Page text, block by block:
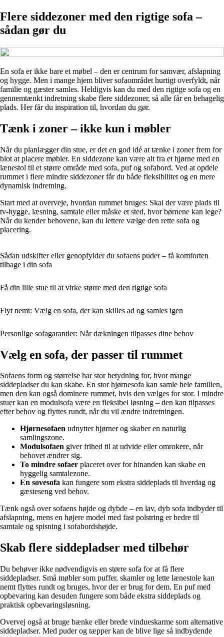
Flere siddezoner med den rigtige sofa –
sådan gør du
En sofa er ikke bare et møbel – den er centrum for samvær, afslapning
og hygge. Men i mange hjem bliver sofaområdet hurtigt overfyldt, når
familie og gæster samles. Heldigvis kan du med den rigtige sofa og en
gennemtænkt indretning skabe flere siddezoner, så alle får en behagelig
plads. Her får du inspiration til, hvordan du gør.
Tænk i zoner – ikke kun i møbler
Når du planlægger din stue, er det en god idé at tænke i zoner frem for
blot at placere møbler. En siddezone kan være alt fra et hjørne med en
lænestol til et større område med sofa, puf og sofabord. Ved at opdele
rummet i flere mindre siddezoner får du både fleksibilitet og en mere
dynamisk indretning.
Start med at overveje, hvordan rummet bruges: Skal der være plads til
tv-hygge, læsning, samtale eller måske et sted, hvor børnene kan lege?
Når du kender behovene, kan du lettere vælge den rette sofa og
placering.
Sådan udskifter eller genopfylder du sofaens puder – få komforten
tilbage i din sofa
Få din lille stue til at virke større med den rigtige sofa
Flyt nemt: Vælg en sofa, der kan skilles ad og samles igen
Personlige sofagarantier: Når dækningen tilpasses dine behov
Vælg en sofa, der passer til rummet
Sofaens form og størrelse har stor betydning for, hvor mange
siddepladser du kan skabe. En stor hjørnesofa kan samle hele familien,
men den kan også dominere rummet, hvis den vælges for stor. I mindre
stuer kan en modulsofa være en fleksibel løsning – den kan tilpasses
efter behov og flyttes rundt, når du vil ændre indretningen.
Hjørnesofaen udnytter hjørner og skaber en naturlig
samlingszone.
Modulsofaen giver frihed til at udvide eller omrokere, når
behovet ændrer sig.
To mindre sofaer placeret over for hinanden kan skabe en
hyggelig samtalezone.
En sovesofa kan fungere som ekstra siddeplads til hverdag og
gæsteseng ved behov.
Tænk også over sofaens højde og dybde – en lav, dyb sofa indbyder til
afslapning, mens en højere model med fast polstring er bedre til
samtale og spisning i sofabordshøjde.
Skab flere siddepladser med tilbehør
Du behøver ikke nødvendigvis en større sofa for at få flere
siddepladser. Små møbler som puffer, skamler og lette lænestole kan
nemt flyttes rundt og bruges, hvor der er brug for dem. En puf med
opbevaring kan desuden fungere som både ekstra siddeplads og
praktisk opbevaringsløsning.
Overvej også at bruge bænke eller brede vindueskarme som alternative
siddepladser. Med puder og tæpper kan de blive lige så indbydende